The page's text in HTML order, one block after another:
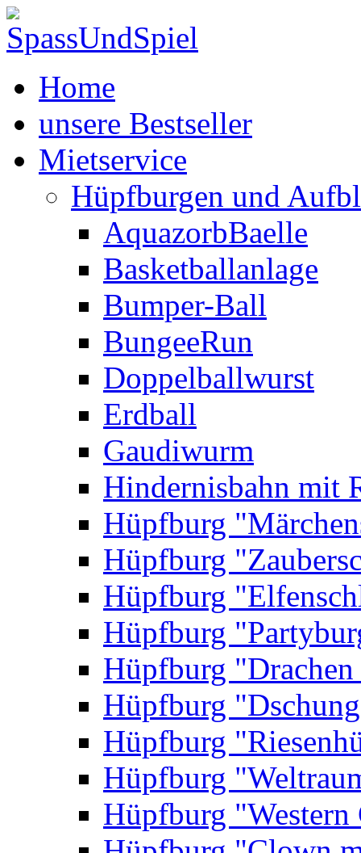
Home
unsere Bestseller
Mietservice
Hüpfburgen und
AquazorbBaelle
Basketballanlage
Bumper-Ball
BungeeRun
Doppelballwurst
Erdball
Gaudiwurm
Hindernisbahn mit
Hüpfburg
Hüpfburg
Hüpfburg
Hüpfburg
Hüpfburg
Hüpfburg
Hüpfburg
Hüpfburg
Hüpfburg